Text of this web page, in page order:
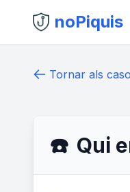
noPiquis
Tornar als
☎️ Qui